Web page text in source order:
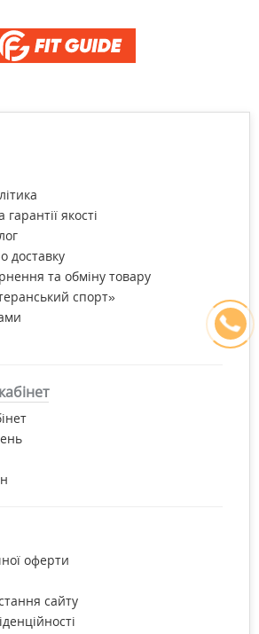
якості
доставку
та обміну товару
спорт»
оферти
сайту